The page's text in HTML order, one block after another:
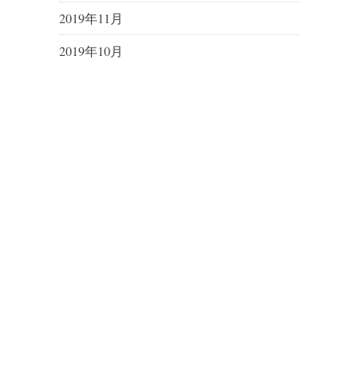
2019年11月
2019年10月